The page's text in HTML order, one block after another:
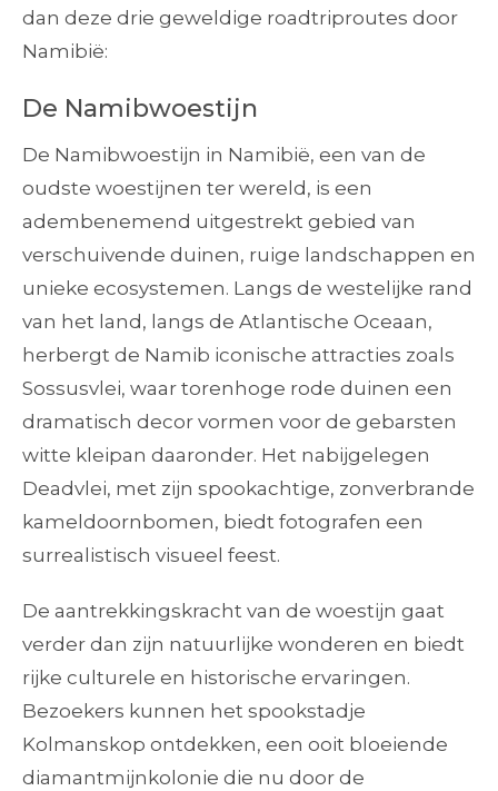
dan deze drie geweldige roadtriproutes door
Namibië:
De Namibwoestijn
De Namibwoestijn in Namibië, een van de
oudste woestijnen ter wereld, is een
adembenemend uitgestrekt gebied van
verschuivende duinen, ruige landschappen en
unieke ecosystemen. Langs de westelijke rand
van het land, langs de Atlantische Oceaan,
herbergt de Namib iconische attracties zoals
Sossusvlei, waar torenhoge rode duinen een
dramatisch decor vormen voor de gebarsten
witte kleipan daaronder. Het nabijgelegen
Deadvlei, met zijn spookachtige, zonverbrande
kameldoornbomen, biedt fotografen een
surrealistisch visueel feest.
De aantrekkingskracht van de woestijn gaat
verder dan zijn natuurlijke wonderen en biedt
rijke culturele en historische ervaringen.
Bezoekers kunnen het spookstadje
Kolmanskop ontdekken, een ooit bloeiende
diamantmijnkolonie die nu door de